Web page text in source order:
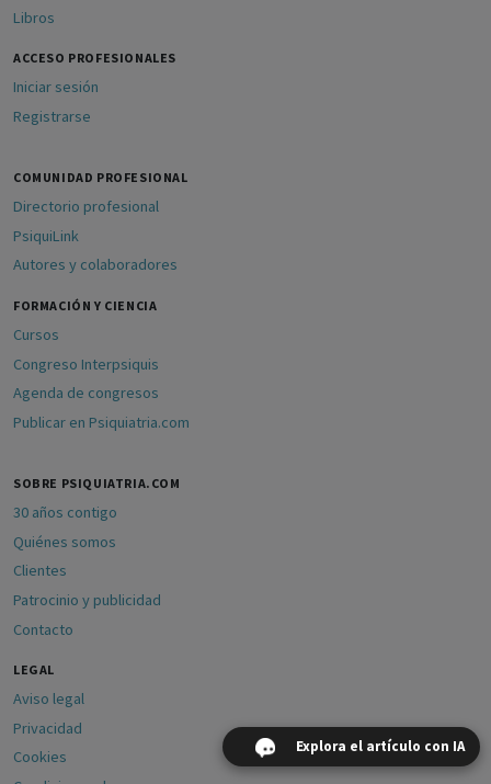
Explora el artículo con IA
Libros
ACCESO PROFESIONALES
Iniciar sesión
Registrarse
COMUNIDAD PROFESIONAL
Directorio profesional
PsiquiLink
Autores y colaboradores
FORMACIÓN Y CIENCIA
Cursos
Congreso Interpsiquis
Agenda de congresos
Publicar en Psiquiatria.com
SOBRE PSIQUIATRIA.COM
30 años contigo
Quiénes somos
Clientes
Patrocinio y publicidad
Contacto
LEGAL
Aviso legal
Privacidad
Cookies